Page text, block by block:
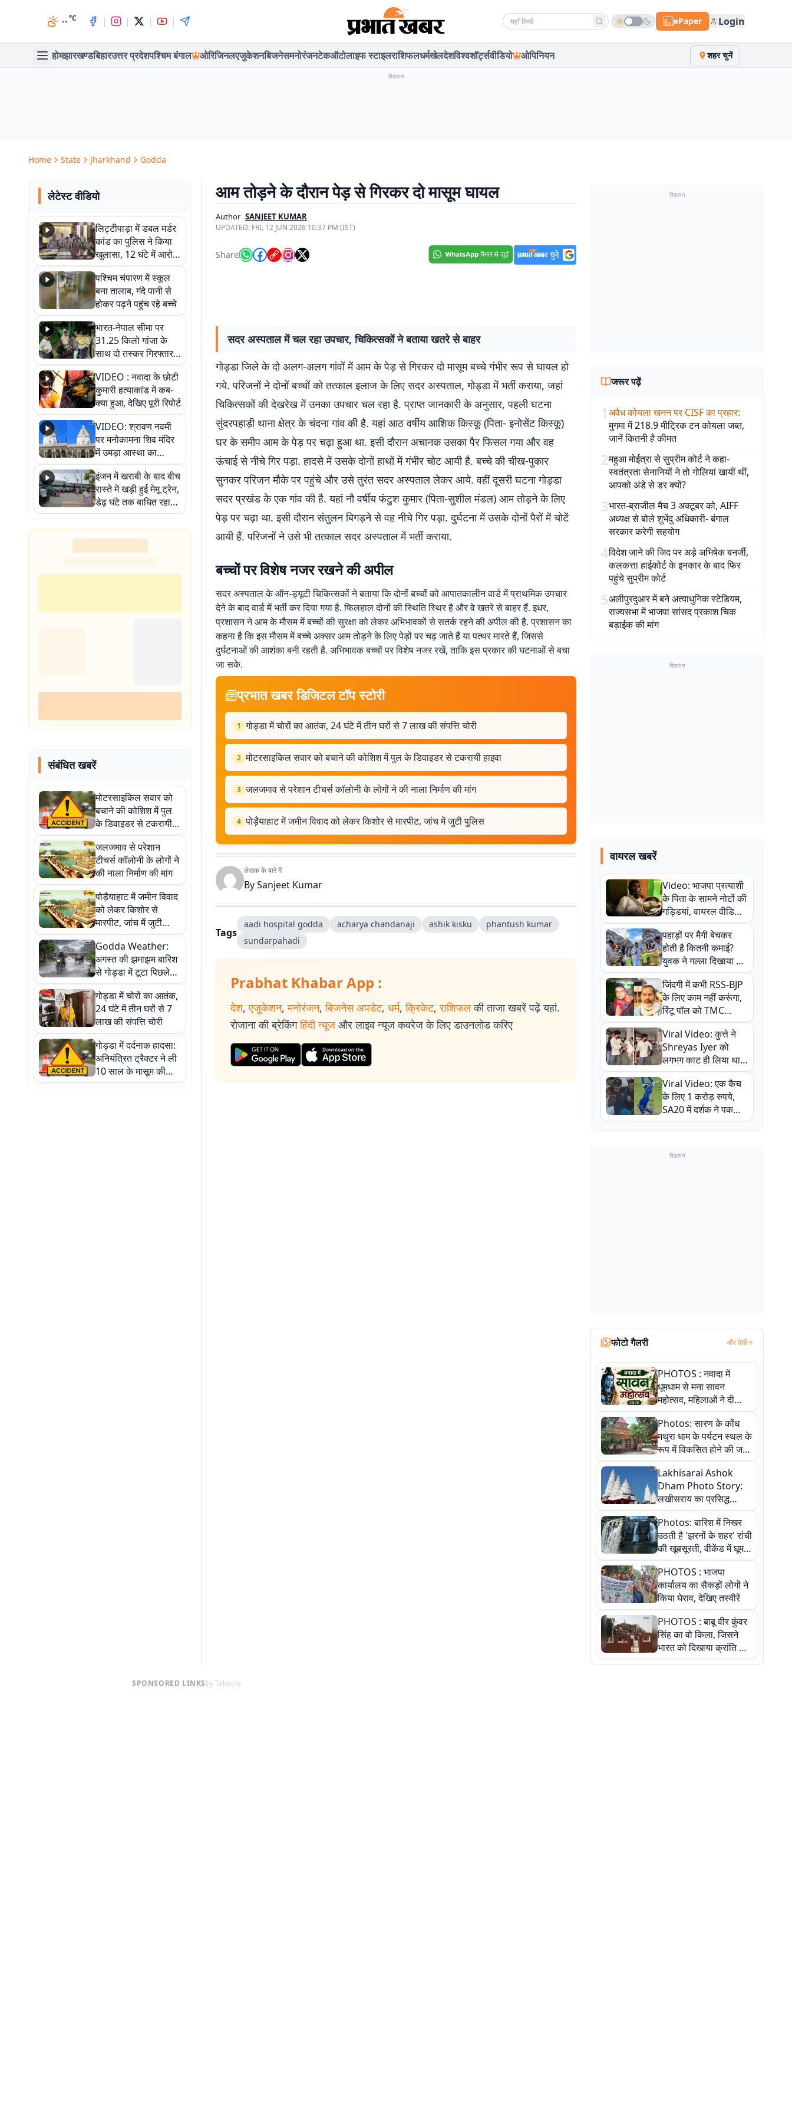
--°C | | | | Search news ePaper Login
होमझारखण्डबिहारउत्तर प्रदेशपश्चिम बंगाल ओरिजिनलएजुकेशनबिजनेसमनोरंजनटेकऑटोलाइफ स्टाइलराशिफलधर्मखेलदेशविश्वशॉर्ट्सवीडियो ओपिनियन शहर चुनें
विज्ञापन
Home State Jharkhand Godda
लेटेस्ट वीडियो
लिट्टीपाड़ा में डबल मर्डर
कांड का पुलिस ने किया
खुलासा, 12 घंटे में आरोपी
गिरफ्तार
पश्चिम चंपारण में स्कूल
बना तालाब, गंदे पानी से
होकर पढ़ने पहुंच रहे बच्चे
भारत-नेपाल सीमा पर
31.25 किलो गांजा के
साथ दो तस्कर गिरफ्तार,
नेपाली नंबर की बाइक
जब्त
VIDEO : नवादा के छोटी
कुमारी हत्याकांड में कब-
क्या हुआ, देखिए पूरी रिपोर्ट
VIDEO: श्रावण नवमी
पर मनोकामना शिव मंदिर
में उमड़ा आस्था का
सैलाब, हर-हर महादेव के
जयघोष से गूंजा परिसर
इंजन में खराबी के बाद बीच
रास्ते में खड़ी हुई मेमू ट्रेन,
डेढ़ घंटे तक बाधित रहा
आवागमन
संबंधित खबरें
मोटरसाइकिल सवार को
बचाने की कोशिश में पुल
के डिवाइडर से टकरायी
हाइवा
जलजमाव से परेशान
टीचर्स कॉलोनी के लोगों ने
की नाला निर्माण की मांग
पोड़ैयाहाट में जमीन विवाद
को लेकर किशोर से
मारपीट, जांच में जुटी
पुलिस
Godda Weather:
अगस्त की झमाझम बारिश
से गोड्डा में टूटा पिछले
साल का रिकॉर्ड
गोड्डा में चोरों का आतंक,
24 घंटे में तीन घरों से 7
लाख की संपत्ति चोरी
गोड्डा में दर्दनाक हादसा:
अनियंत्रित ट्रैक्टर ने ली
10 साल के मासूम की
जान
आम तोड़ने के दौरान पेड़ से गिरकर दो मासूम घायल
Author SANJEET KUMAR
UPDATED: FRI, 12 JUN 2026 10:37 PM (IST)
Share
सदर अस्पताल में चल रहा उपचार, चिकित्सकों ने बताया खतरे से बाहर
गोड्डा जिले के दो अलग-अलग गांवों में आम के पेड़ से गिरकर दो मासूम बच्चे गंभीर रूप से घायल हो
गये. परिजनों ने दोनों बच्चों को तत्काल इलाज के लिए सदर अस्पताल, गोड्डा में भर्ती कराया, जहां
चिकित्सकों की देखरेख में उनका उपचार चल रहा है. प्राप्त जानकारी के अनुसार, पहली घटना
सुंदरपहाड़ी थाना क्षेत्र के चंदना गांव की है. यहां आठ वर्षीय आशिक किस्कू (पिता- इनोसेंट किस्कू)
घर के समीप आम के पेड़ पर चढ़ा हुआ था. इसी दौरान अचानक उसका पैर फिसल गया और वह
ऊंचाई से नीचे गिर पड़ा. हादसे में उसके दोनों हाथों में गंभीर चोट आयी है. बच्चे की चीख-पुकार
सुनकर परिजन मौके पर पहुंचे और उसे तुरंत सदर अस्पताल लेकर आये. वहीं दूसरी घटना गोड्डा
सदर प्रखंड के एक गांव की है. यहां नौ वर्षीय फंटुश कुमार (पिता-सुशील मंडल) आम तोड़ने के लिए
पेड़ पर चढ़ा था. इसी दौरान संतुलन बिगड़ने से वह नीचे गिर पड़ा. दुर्घटना में उसके दोनों पैरों में चोटें
आयी हैं. परिजनों ने उसे भी तत्काल सदर अस्पताल में भर्ती कराया.
बच्चों पर विशेष नजर रखने की अपील
सदर अस्पताल के ऑन-ड्यूटी चिकित्सकों ने बताया कि दोनों बच्चों को आपातकालीन वार्ड में प्राथमिक उपचार
देने के बाद वार्ड में भर्ती कर दिया गया है. फिलहाल दोनों की स्थिति स्थिर है और वे खतरे से बाहर हैं. इधर,
प्रशासन ने आम के मौसम में बच्चों की सुरक्षा को लेकर अभिभावकों से सतर्क रहने की अपील की है. प्रशासन का
कहना है कि इस मौसम में बच्चे अक्सर आम तोड़ने के लिए पेड़ों पर चढ़ जाते हैं या पत्थर मारते हैं, जिससे
दुर्घटनाओं की आशंका बनी रहती है. अभिभावक बच्चों पर विशेष नजर रखें, ताकि इस प्रकार की घटनाओं से बचा
जा सके.
प्रभात खबर डिजिटल टॉप स्टोरी
1 गोड्डा में चोरों का आतंक, 24 घंटे में तीन घरों से 7 लाख की संपत्ति चोरी
2 मोटरसाइकिल सवार को बचाने की कोशिश में पुल के डिवाइडर से टकरायी हाइवा
3 जलजमाव से परेशान टीचर्स कॉलोनी के लोगों ने की नाला निर्माण की मांग
4 पोड़ैयाहाट में जमीन विवाद को लेकर किशोर से मारपीट, जांच में जुटी पुलिस
लेखक के बारे में
BySanjeet Kumar
Tags
aadi hospital godda acharya chandanaji ashik kisku
phantush kumar
sundarpahadi
Prabhat Khabar App :
देश, एजुकेशन, मनोरंजन, बिजनेस अपडेट, धर्म, क्रिकेट, राशिफल की ताजा खबरें पढ़ें यहां.
रोजाना की ब्रेकिंग हिंदी न्यूज और लाइव न्यूज कवरेज के लिए डाउनलोड करिए
विज्ञापन
जरूर पढ़ें
1अवैध कोयला खनन पर CISF का प्रहार:
मुगमा में 218.9 मीट्रिक टन कोयला जब्त,
जानें कितनी है कीमत
2महुआ मोईत्रा से सुप्रीम कोर्ट ने कहा-
स्वतंत्रता सेनानियों ने तो गोलियां खायीं थीं,
आपको अंडे से डर क्यों?
3भारत-ब्राजील मैच 3 अक्टूबर को, AIFF
अध्यक्ष से बोले शुभेंदु अधिकारी- बंगाल
सरकार करेगी सहयोग
4विदेश जाने की जिद पर अड़े अभिषेक बनर्जी,
कलकत्ता हाईकोर्ट के इनकार के बाद फिर
पहुंचे सुप्रीम कोर्ट
5अलीपुरदुआर में बने अत्याधुनिक स्टेडियम,
राज्यसभा में भाजपा सांसद प्रकाश चिक
बड़ाईक की मांग
विज्ञापन
वायरल खबरें
Video: भाजपा प्रत्याशी
के पिता के सामने नोटों की
गड्डियां, वायरल वीडियो
से राजनीति में उबाल,
अजित महतो बोले- TMC
की गंदी चाल
पहाड़ों पर मैगी बेचकर
होती है कितनी कमाई?
युवक ने गल्ला दिखाया तो
नौकरी वालों के खड़े हो गए
कान
जिंदगी में कभी RSS-BJP
के लिए काम नहीं करूंगा,
रिंटू पॉल को TMC
ऑफिस में ले जाकर पीटा,
Video वायरल
Viral Video: कुत्ते ने
Shreyas Iyer को
लगभग काट ही लिया था,
न्यूजीलैंड सीरीज से पहले
बाल-बाल बचे
Viral Video: एक कैच
के लिए 1 करोड़ रुपये,
SA20 में दर्शक ने पकड़ा
एक हाथ से गजब का कैच
विज्ञापन
फोटो गैलरी और देखें
PHOTOS : नवादा में
धूमधाम से मना सावन
महोत्सव, महिलाओं ने दी
सांस्कृतिक प्रस्तुतियां
Photos: सारण के कोंध
मथुरा धाम के पर्यटन स्थल के
रूप में विकसित होने की जगी
आस, 9 तस्वीरों में देखें पूरी
कहानी
Lakhisarai Ashok
Dham Photo Story:
लखीसराय का प्रसिद्ध
अशोक धाम—आस्था,
श्रृंगार, अनुष्ठान और
अलौकिक संध्या आरती के
विहंगम दृश्य
Photos: बारिश में निखर
उठती है 'झरनों के शहर' रांची
की खूबसूरती, वीकेंड में घूम
आएं ये 5 वादियां
PHOTOS : भाजपा
कार्यालय का सैकड़ों लोगों ने
किया घेराव, देखिए तस्वीरें
PHOTOS : बाबू वीर कुंवर
सिंह का वो किला, जिसने
भारत को दिखाया क्रांति का
रास्ता: तस्वीरों में देखिए
SPONSORED LINKSby Taboola